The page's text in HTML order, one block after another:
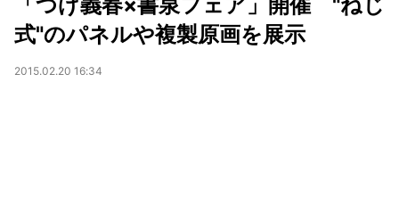
式"のパネルや複製原画を展示
2015.02.20 16:34